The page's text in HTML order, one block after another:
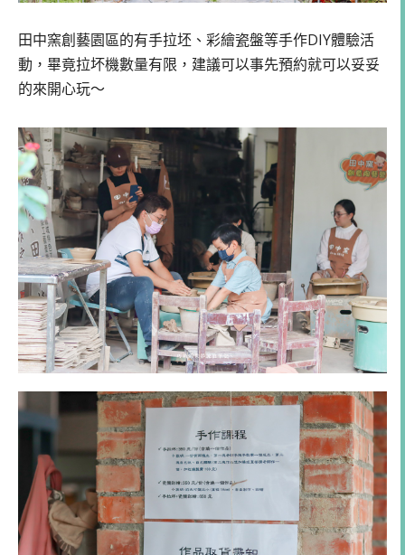
田中窯創藝園區的有手拉坯、彩繪瓷盤等手作DIY體驗活
動，畢竟拉坏機數量有限，建議可以事先預約就可以妥妥
的來開心玩～